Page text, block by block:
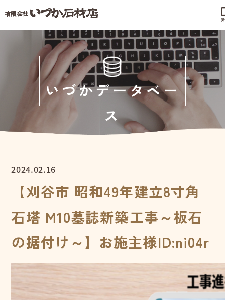
いづかデータベー
ス
2024.02.16
【刈谷市 昭和49年建立8寸角
石塔 M10墓誌新築工事～板石
の据付け～】お施主様ID:ni04r